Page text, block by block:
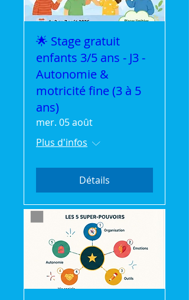
🌟 Stage gratuit
enfants 3/5 ans - J3 -
Autonomie &
motricité fine (3 à 5
ans)
mer. 05 août
Plus d'infos
Détails